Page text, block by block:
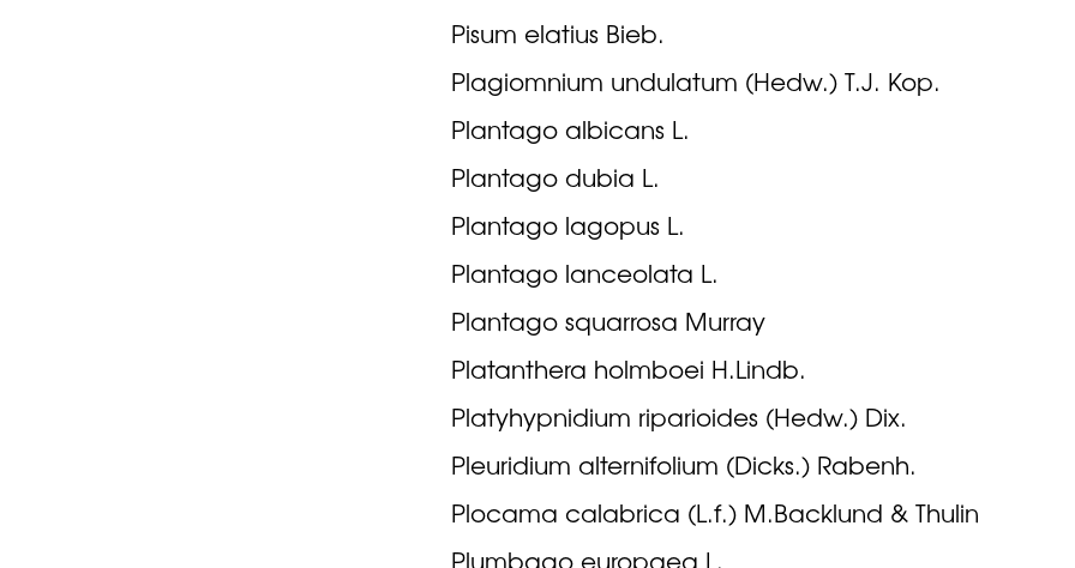
Pisum elatius Bieb.
Plagiomnium undulatum (Hedw.) T.J. Kop.
Plantago albicans L.
Plantago dubia L.
Plantago lagopus L.
Plantago lanceolata L.
Plantago squarrosa Murray
Platanthera holmboei H.Lindb.
Platyhypnidium riparioides (Hedw.) Dix.
Pleuridium alternifolium (Dicks.) Rabenh.
Plocama calabrica (L.f.) M.Backlund & Thulin
Plumbago europaea L.